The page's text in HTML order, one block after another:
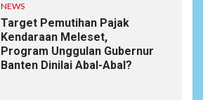
NEWS
Target Pemutihan Pajak
Kendaraan Meleset,
Program Unggulan Gubernur
Banten Dinilai Abal-Abal?